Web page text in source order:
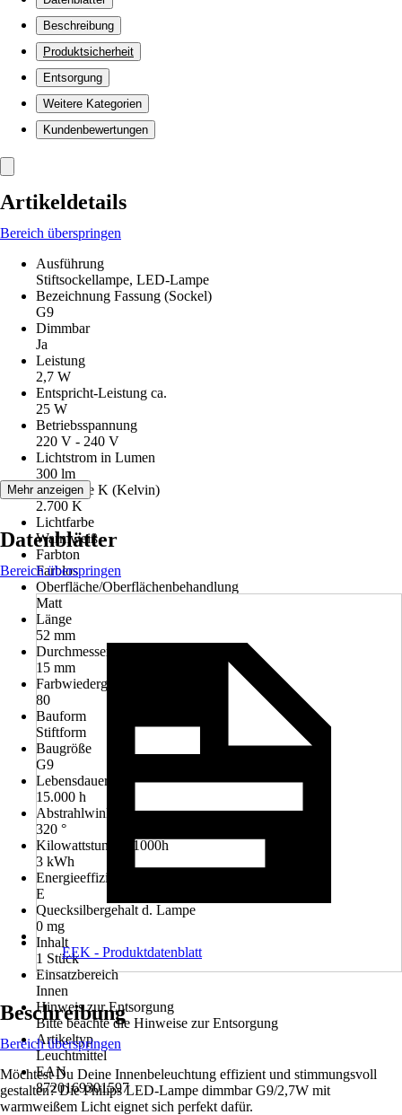
Beschreibung
Produktsicherheit
Entsorgung
Weitere Kategorien
Kundenbewertungen
Artikeldetails
Bereich überspringen
Ausführung
Stiftsockellampe, LED-Lampe
Bezeichnung Fassung (Sockel)
G9
Dimmbar
Ja
Leistung
2,7 W
Entspricht-Leistung ca.
25 W
Betriebsspannung
220 V - 240 V
Lichtstrom in Lumen
300 lm
Lichtfarbe K (Kelvin)
2.700 K
Lichtfarbe
Warmweiß
Farbton
Farblos
Oberfläche/Oberflächenbehandlung
Matt
Länge
52 mm
Durchmesser
15 mm
Farbwiedergabe (Ra)
80
Bauform
Stiftform
Baugröße
G9
Lebensdauer
15.000 h
Abstrahlwinkel
320 °
Kilowattstunden/1000h
3 kWh
Energieeffizienzklasse
E
Quecksilbergehalt d. Lampe
0 mg
Inhalt
1 Stück
Einsatzbereich
Innen
Hinweis zur Entsorgung
Bitte beachte die Hinweise zur Entsorgung
Artikeltyp
Leuchtmittel
EAN
8720169301597
Mehr anzeigen
Datenblätter
Bereich überspringen
EEK - Produktdatenblatt
Beschreibung
Bereich überspringen
Möchtest Du Deine Innenbeleuchtung effizient und stimmungsvoll
gestalten? Die Philips LED-Lampe dimmbar G9/2,7W mit
warmweißem Licht eignet sich perfekt dafür.